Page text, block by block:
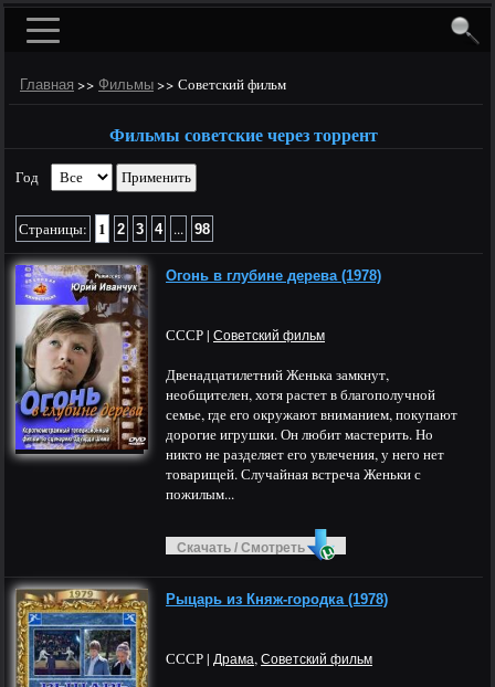
Главная >> Фильмы >> Советский фильм
Фильмы советские через торрент
Год
Страницы: 1 2 3 4 ... 98
Огонь в глубине дерева (1978)
СССР | Советский фильм
Двенадцатилетний Женька замкнут,
необщителен, хотя растет в благополучной
семье, где его окружают вниманием, покупают
дорогие игрушки. Он любит мастерить. Но
никто не разделяет его увлечения, у него нет
товарищей. Случайная встреча Женьки с
пожилым...
Скачать / Смотреть
Рыцарь из Княж-городка (1978)
СССР | Драма, Советский фильм